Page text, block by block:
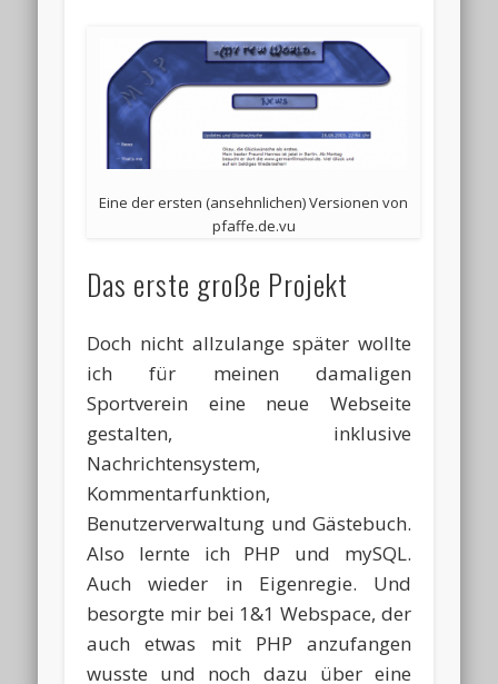
Eine der ersten (ansehnlichen) Versionen von
pfaffe.de.vu
Das erste große Projekt
Doch nicht allzulange später wollte
ich für meinen damaligen
Sportverein eine neue Webseite
gestalten, inklusive
Nachrichtensystem,
Kommentarfunktion,
Benutzerverwaltung und Gästebuch.
Also lernte ich PHP und mySQL.
Auch wieder in Eigenregie. Und
besorgte mir bei 1&1 Webspace, der
auch etwas mit PHP anzufangen
wusste und noch dazu über eine